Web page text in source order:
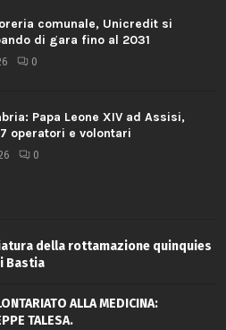
comunale, Unicredit si
di gara fino al 2031
0
Papa Leone XIV ad Assisi,
operatori e volontari
0
della rottamazione quinquies
Bastia
ALLA MEDICINA:
TALESA.